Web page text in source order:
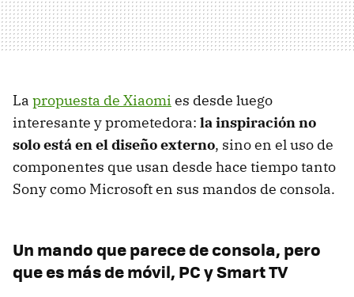
La propuesta de Xiaomi es desde luego
interesante y prometedora: la inspiración no
solo está en el diseño externo, sino en el uso de
componentes que usan desde hace tiempo tanto
Sony como Microsoft en sus mandos de consola.
Un mando que parece de consola, pero
que es más de móvil, PC y Smart TV